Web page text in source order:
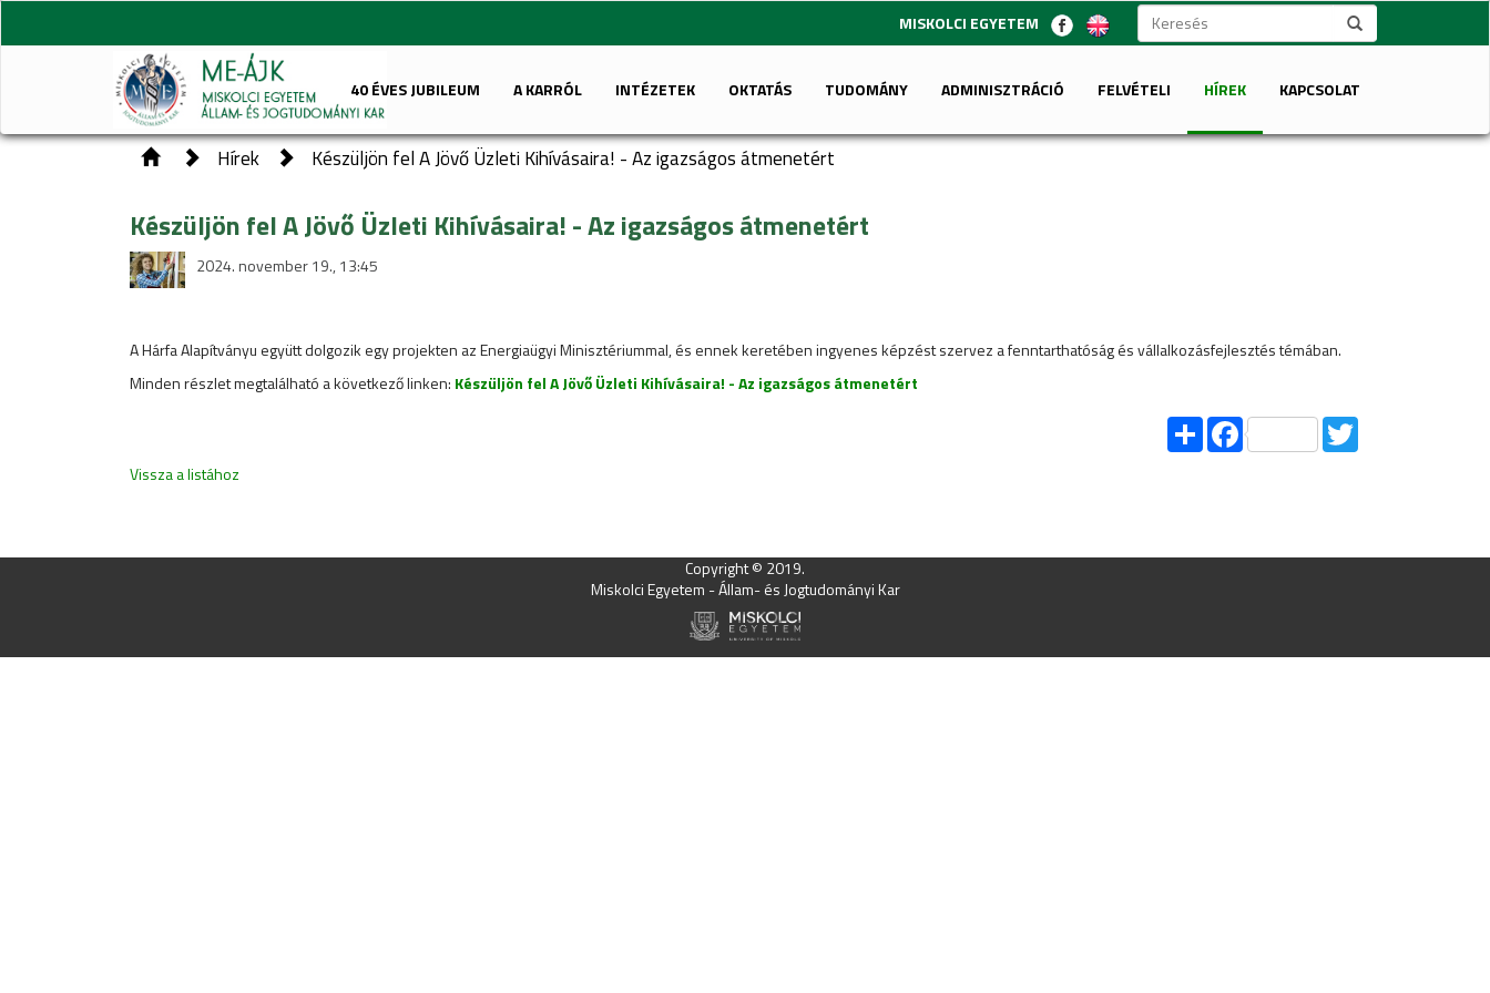
MISKOLCI EGYETEM
40 ÉVES JUBILEUM A KARRÓL INTÉZETEK OKTATÁS TUDOMÁNY ADMINISZTRÁCIÓ FELVÉTELI HÍREK KAPCSOLAT
Hírek Készüljön fel A Jövő Üzleti Kihívásaira! - Az igazságos átmenetért
Készüljön fel A Jövő Üzleti Kihívásaira! - Az igazságos átmenetért
2024. november 19., 13:45
A Hárfa Alapítványu együtt dolgozik egy projekten az Energiaügyi Minisztériummal, és ennek keretében ingyenes képzést szervez a fenntarthatóság és vállalkozásfejlesztés témában.
Minden részlet megtalálható a következő linken: Készüljön fel A Jövő Üzleti Kihívásaira! - Az igazságos átmenetért
ShareFacebook
Vissza a listához
Copyright © 2019.
Miskolci Egyetem - Állam- és Jogtudományi Kar